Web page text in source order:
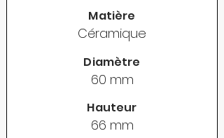
Matière
Céramique
Diamètre
60 mm
Hauteur
66 mm